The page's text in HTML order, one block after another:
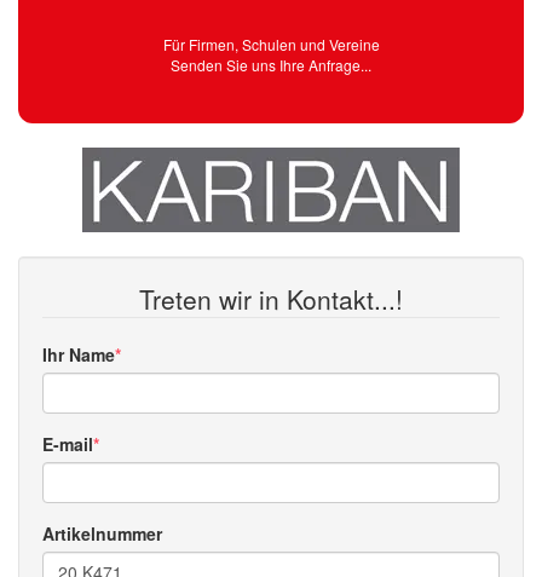
Für Firmen, Schulen und Vereine
Senden Sie uns Ihre Anfrage...
Treten wir in Kontakt...!
Ihr Name
E-mail
Artikelnummer